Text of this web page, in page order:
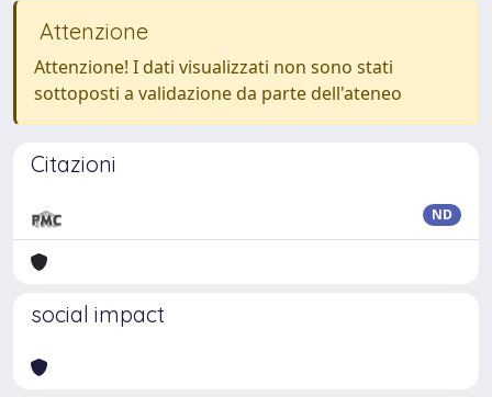
Attenzione
Attenzione! I dati visualizzati non sono stati
sottoposti a validazione da parte dell'ateneo
Citazioni
ND
social impact